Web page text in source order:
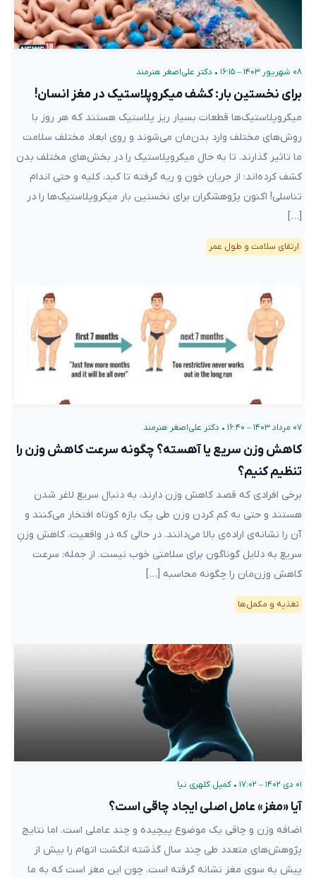
۰۸ شهریور ۱۴۰۳ – ۱۶:۱۵ • دکتر علی‌اصغر هنرمند
برای نخستین بار: کشف میکروپلاستیک در مغز انسان!
میکروپلاستیک‌ها قطعات بسیار ریز پلاستیک هستند که هر روز با
روش‌های مختلف وارد بدن‌مان می‌شوند و روی ابعاد مختلف سلامت‌
ما تاثیر گذارند. تا به حال میکروپلاستیک‌ را در بخش‌های مختلف بدن
کشف کرده‌اند: از جریان خون و ریه گرفته تا کبد، کلیه و حتی اندام
تناسلی! اکنون پژوهشگران برای نخستین بار میکروپلاستیک‌ها را در
[…]
ارتقای سلامت و طول عمر
۰۷ مرداد ۱۴۰۳ – ۱۶:۴۰ • دکتر علی‌اصغر هنرمند
کاهش وزن سریع یا آهسته؟ چگونه سرعت کاهش وزن را
تنظیم کنیم؟
برخی افرادی که قصد کاهش وزن دارند، به دنبال سریع لاغر شدن
هستند و حتی به کم کردن وزن طی یک بازه‌ کوتاه افتخار می‌کنند و
آن را نشانه‌ی اراده‌‌ی بالا می‌دانند. در حالی که در واقعیت، کاهش وزنِ
سریع به دلایل گوناگون برای سلامتی خوب نیست. از جمله: سرعت
کاهش وزن‌مان را چگونه محاسبه […]
تغذیه و مکمل‌ها
۰۱ دی ۱۴۰۲ – ۱۷:۰۲ • کمیل کلهری نیا
آیا «مغز» عامل اصلی ایجاد چاقی است؟
اضافه وزن و چاقی یک موضوع پیچیده و چند عاملی است. اما نتایج
پژوهش‌های متعدد طی چند سال گذشته انگشت اتهام را بیش از
پیش به سوی مغز نشانه گرفته است. چون این مغز است که به ما